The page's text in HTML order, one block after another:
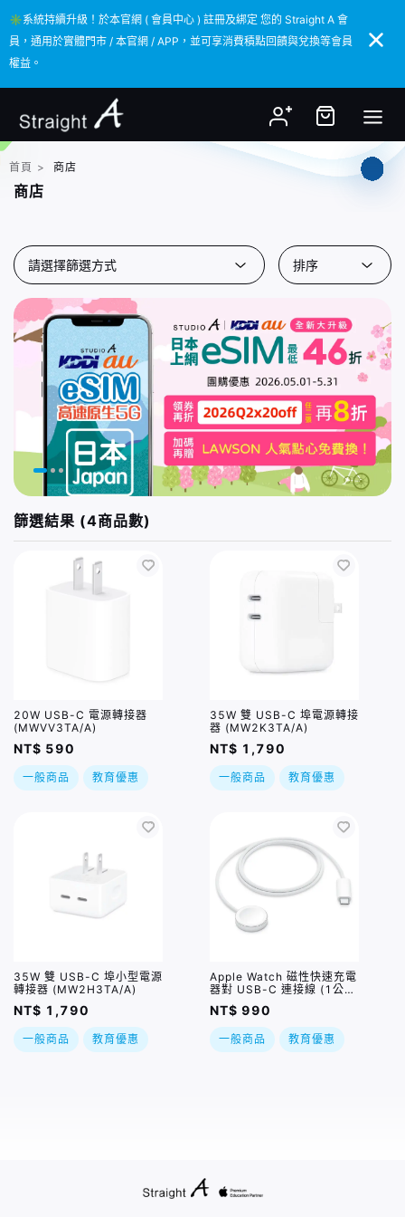
✳️系統持續升級！於本官網 ( 會員中心 ) 註冊及綁定 您的 Straight A 會
員，通用於實體門市 / 本官網 / APP，並可享消費積點回饋與兌換等會員
權益。
✳️系統持續升級！於本官網 ( 會員中心 ) 註冊及綁定 您的 Straight A 會
員，通用於實體門市 / 本官網 / APP，並可享消費積點回饋與兌換等會員
權益。
首頁 > 商店
商店
請選擇篩選方式 排序
篩選結果 (4商品數)
20W USB-C 電源轉接器
(MWVV3TA/A)
NT$ 590
一般商品 教育優惠
35W 雙 USB-C 埠電源轉接
器 (MW2K3TA/A)
NT$ 1,790
一般商品 教育優惠
35W 雙 USB-C 埠小型電源
轉接器 (MW2H3TA/A)
NT$ 1,790
一般商品 教育優惠
Apple Watch 磁性快速充電
器對 USB-C 連接線 (1公
NT$ 990
一般商品 教育優惠